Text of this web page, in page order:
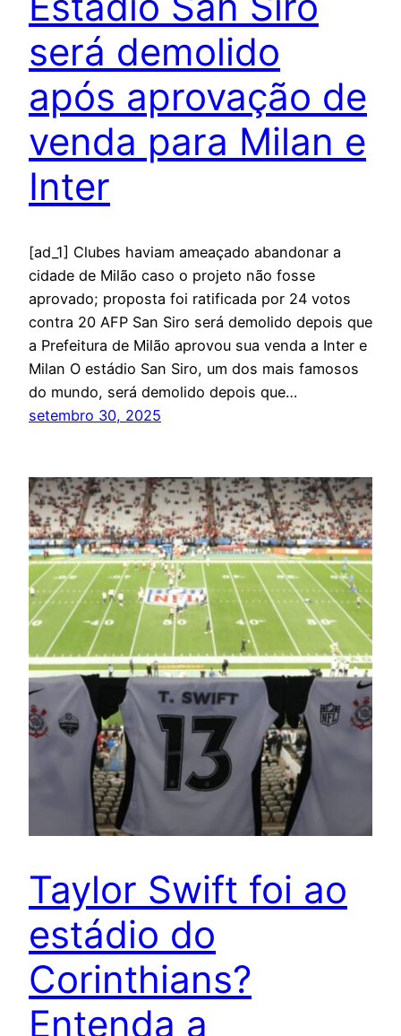
será demolido
após aprovação de
venda para Milan e
Inter
[ad_1] Clubes haviam ameaçado abandonar a
cidade de Milão caso o projeto não fosse
aprovado; proposta foi ratificada por 24 votos
contra 20 AFP San Siro será demolido depois que
a Prefeitura de Milão aprovou sua venda a Inter e
Milan O estádio San Siro, um dos mais famosos
do mundo, será demolido depois que…
setembro 30, 2025
Taylor Swift foi ao
estádio do
Corinthians?
Entenda a